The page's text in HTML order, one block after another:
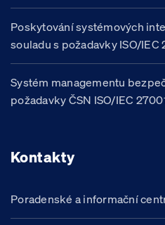
Poskytování systémových
souladu s požadavky ISO/IEC
Systém managementu
požadavky ČSN ISO/IEC
Kontakty
Poradenské a informační